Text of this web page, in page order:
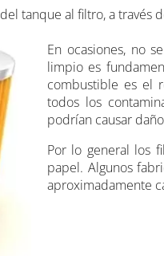
tanque al filtro, a través
En ocasiones, no
limpio es
combustible es el
todos los
podrían causar
Por lo general los
papel. Algunos
aproximadamente